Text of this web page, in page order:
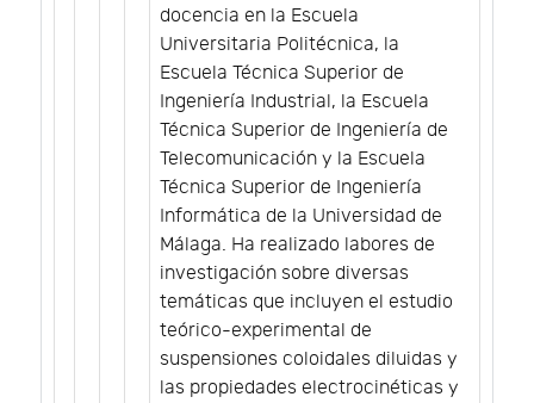
docencia en la Escuela
Universitaria Politécnica, la
Escuela Técnica Superior de
Ingeniería Industrial, la Escuela
Técnica Superior de Ingeniería de
Telecomunicación y la Escuela
Técnica Superior de Ingeniería
Informática de la Universidad de
Málaga. Ha realizado labores de
investigación sobre diversas
temáticas que incluyen el estudio
teórico-experimental de
suspensiones coloidales diluidas y
las propiedades electrocinéticas y